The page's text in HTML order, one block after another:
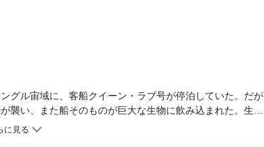
グル宙域に、客船クイーン・ラブ号が停泊していた。だが
い、また船そのものが巨大な生物に飲み込まれた。生物
れ、ここから脱出することは不可能であると告げる。そし